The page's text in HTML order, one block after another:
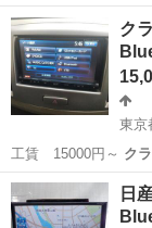
ーシ…
長崎
ク
東京
工賃 15000円～ ク
東京 千代田区
日